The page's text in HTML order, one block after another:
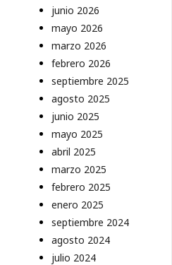
junio 2026
mayo 2026
marzo 2026
febrero 2026
septiembre 2025
agosto 2025
junio 2025
mayo 2025
abril 2025
marzo 2025
febrero 2025
enero 2025
septiembre 2024
agosto 2024
julio 2024